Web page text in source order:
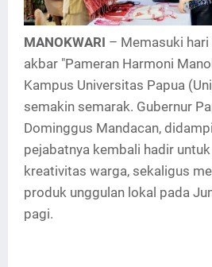
MANOKWARI – Memasuki
akbar "Pameran Harmoni
Kampus Universitas Papua
semakin semarak. Gubernur
Dominggus Mandacan,
pejabatnya kembali hadir
kreativitas warga, sekaligus
produk unggulan lokal pada
pagi.